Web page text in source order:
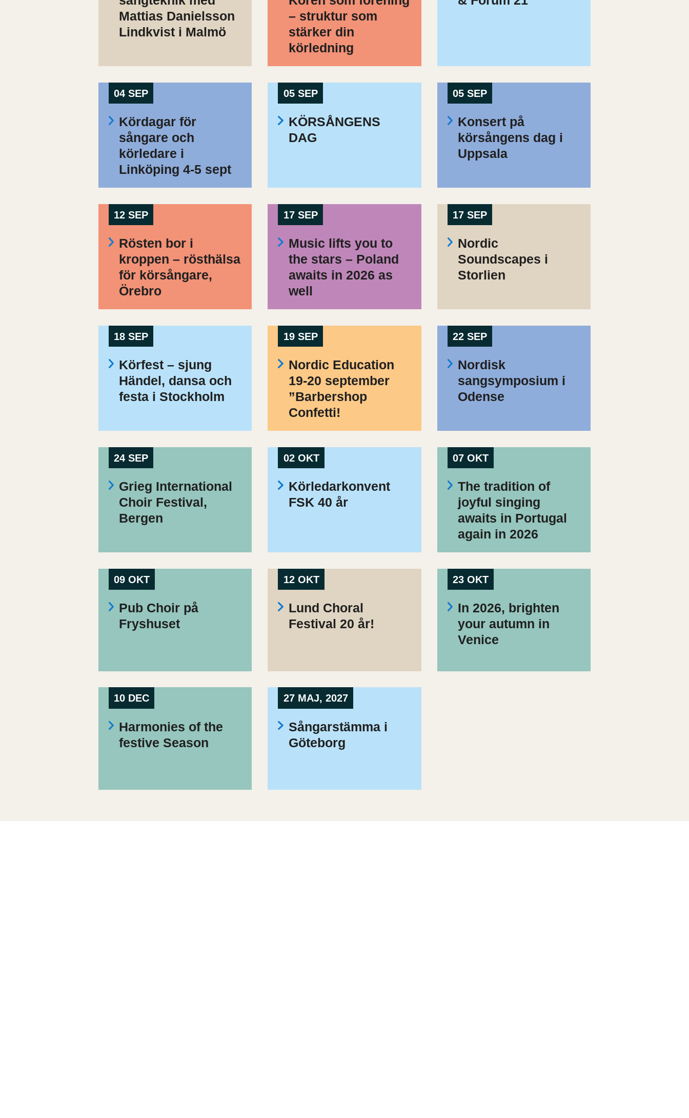
Mattias Danielsson
Lindkvist i Malmö
– struktur som
stärker din
körledning
04 SEP
Kördagar för
sångare och
körledare i
Linköping 4-5 sept
05 SEP
KÖRSÅNGENS
DAG
05 SEP
Konsert på
körsångens dag i
Uppsala
12 SEP
Rösten bor i
kroppen – rösthälsa
för körsångare,
Örebro
17 SEP
Music lifts you to
the stars – Poland
awaits in 2026 as
well
17 SEP
Nordic
Soundscapes i
Storlien
18 SEP
Körfest – sjung
Händel, dansa och
festa i Stockholm
19 SEP
Nordic Education
19-20 september
”Barbershop
Confetti!
22 SEP
Nordisk
sangsymposium i
Odense
24 SEP
Grieg International
Choir Festival,
Bergen
02 OKT
Körledarkonvent
FSK 40 år
07 OKT
The tradition of
joyful singing
awaits in Portugal
again in 2026
09 OKT
Pub Choir på
Fryshuset
12 OKT
Lund Choral
Festival 20 år!
23 OKT
In 2026, brighten
your autumn in
Venice
10 DEC
Harmonies of the
festive Season
27 MAJ, 2027
Sångarstämma i
Göteborg